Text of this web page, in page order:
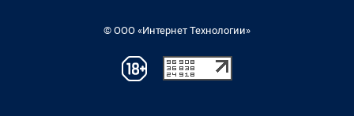
© ООО «Интернет Технологии»